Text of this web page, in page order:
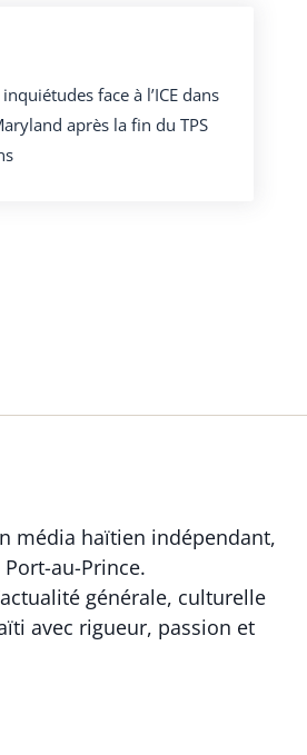
face à l’ICE dans
après la fin du TPS
média haïtien indépendant,
au-Prince.
générale, culturelle
avec rigueur, passion et